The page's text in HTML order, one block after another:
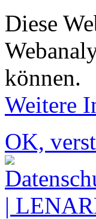
Diese
können.
Weitere
OK,